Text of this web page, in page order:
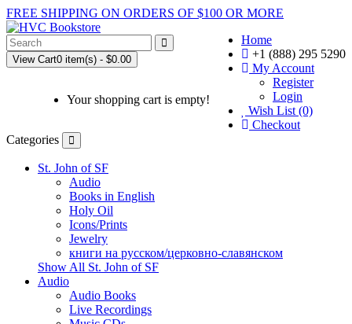
FREE SHIPPING ON ORDERS OF $100 OR MORE
Home
+1 (888) 295 5290
My Account
Register
Login
Wish List (0)
Checkout
View Cart0 item(s) - $0.00
Your shopping cart is empty!
Categories
St. John of SF
Audio
Books in English
Holy Oil
Icons/Prints
Jewelry
книги на русском/церковно-славянском
Show All St. John of SF
Audio
Audio Books
Live Recordings